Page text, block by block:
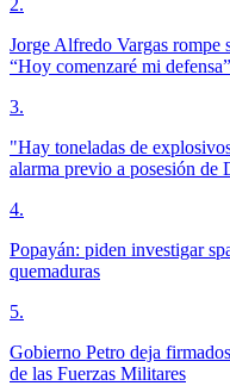
2.
Jorge Alfredo Vargas rompe
“Hoy comenzaré mi defensa”
3.
"Hay toneladas de
alarma previo a posesión de
4.
Popayán: piden investigar
quemaduras
5.
Gobierno Petro deja
de las Fuerzas Militares